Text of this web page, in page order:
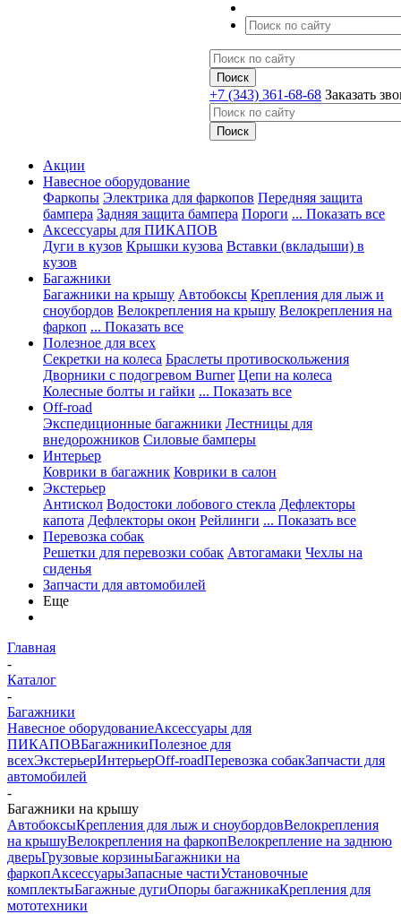
+7 (343) 361-68-68 Заказать
Акции
Навесное оборудование
Фаркопы Электрика для фаркопов Передняя защита
бампера Задняя защита бампера Пороги ... Показать все
Аксессуары для ПИКАПОВ
Дуги в кузов Крышки кузова Вставки (вкладыши) в
кузов
Багажники
Багажники на крышу Автобоксы Крепления для лыж и
сноубордов Велокрепления на крышу Велокрепления на
фаркоп ... Показать все
Полезное для всех
Секретки на колеса Браслеты противоскольжения
Дворники с подогревом Burner Цепи на колеса
Колесные болты и гайки ... Показать все
Off-road
Экспедиционные багажники Лестницы для
внедорожников Силовые бамперы
Интерьер
Коврики в багажник Коврики в салон
Экстерьер
Антискол Водостоки лобового стекла Дефлекторы
капота Дефлекторы окон Рейлинги ... Показать все
Перевозка собак
Решетки для перевозки собак Автогамаки Чехлы на
сиденья
Запчасти для автомобилей
Еще
Главная
-
Каталог
-
Багажники
Навесное оборудованиеАксессуары для
ПИКАПОВБагажникиПолезное для
всехЭкстерьерИнтерьерOff-roadПеревозка собакЗапчасти для
автомобилей
-
Багажники на крышу
АвтобоксыКрепления для лыж и сноубордовВелокрепления
на крышуВелокрепления на фаркопВелокрепление на заднюю
дверьГрузовые корзиныБагажники на
фаркопАксессуарыЗапасные частиУстановочные
комплектыБагажные дугиОпоры багажникаКрепления для
мототехники